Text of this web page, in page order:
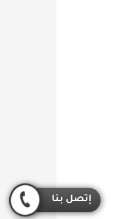
إتصل بنا